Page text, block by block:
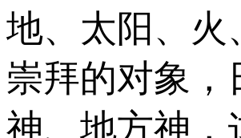
地、太阳、火
崇拜的对象，
神、地方神，